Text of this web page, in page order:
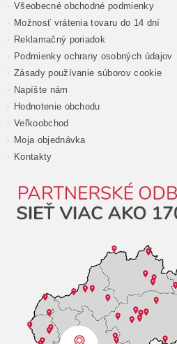
Všeobecné obchodné podmienky
Možnosť vrátenia tovaru do 14 dní
Reklamačný poriadok
Podmienky ochrany osobných údajov
Zásady používanie súborov cookie
Napíšte nám
Hodnotenie obchodu
Veľkoobchod
Moja objednávka
Kontakty